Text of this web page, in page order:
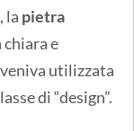
, la pietra
e
utilizzata
di “design”.